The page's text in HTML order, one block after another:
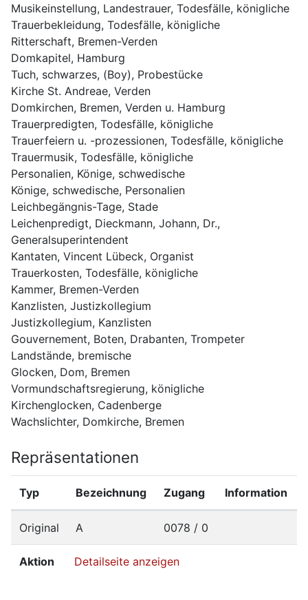
Musikeinstellung, Landestrauer, Todesfälle, königliche
Trauerbekleidung, Todesfälle, königliche
Ritterschaft, Bremen-Verden
Domkapitel, Hamburg
Tuch, schwarzes, (Boy), Probestücke
Kirche St. Andreae, Verden
Domkirchen, Bremen, Verden u. Hamburg
Trauerpredigten, Todesfälle, königliche
Trauerfeiern u. -prozessionen, Todesfälle, königliche
Trauermusik, Todesfälle, königliche
Personalien, Könige, schwedische
Könige, schwedische, Personalien
Leichbegängnis-Tage, Stade
Leichenpredigt, Dieckmann, Johann, Dr.,
Generalsuperintendent
Kantaten, Vincent Lübeck, Organist
Trauerkosten, Todesfälle, königliche
Kammer, Bremen-Verden
Kanzlisten, Justizkollegium
Justizkollegium, Kanzlisten
Gouvernement, Boten, Drabanten, Trompeter
Landstände, bremische
Glocken, Dom, Bremen
Vormundschaftsregierung, königliche
Kirchenglocken, Cadenberge
Wachslichter, Domkirche, Bremen
Repräsentationen
Typ Bezeichnung Zugang Information
Original A 0078 / 0
Aktion Detailseite anzeigen